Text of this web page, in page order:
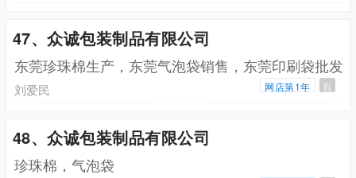
47、众诚包装制品有限公司
东莞珍珠棉生产，东莞气泡袋销售，东莞印刷袋批发
刘爱民 网店第1年 百
48、众诚包装制品有限公司
珍珠棉，气泡袋